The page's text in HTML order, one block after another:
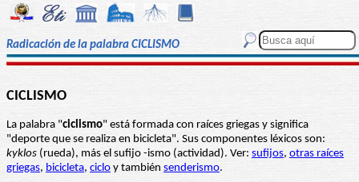
Radicación de la palabra CICLISMO
CICLISMO
La palabra "ciclismo" está formada con raíces griegas y significa
"deporte que se realiza en bicicleta". Sus componentes léxicos son:
kyklos (rueda), más el sufijo -ismo (actividad). Ver: sufijos, otras raíces
griegas, bicicleta, ciclo y también senderismo.